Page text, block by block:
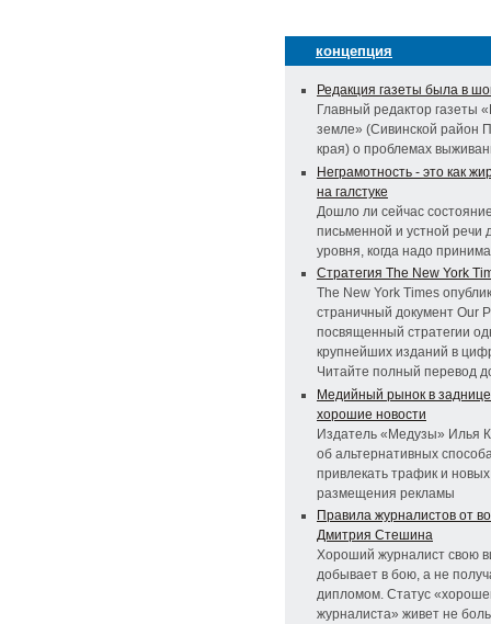
концепция
Редакция газеты была в
Главный редактор газеты
земле» (Сивинской район
края) о проблемах
Неграмотность - это как
на галстуке
Дошло ли сейчас
письменной и устной речи
уровня, когда надо
Стратегия The New York
The New York Times
страничный документ Our
посвященный стратегии
крупнейших изданий в
Читайте полный перевод
Медийный рынок в
хорошие новости
Издатель «Медузы» Илья
об альтернативных
привлекать трафик и
размещения рекламы
Правила журналистов от
Дмитрия Стешина
Хороший журналист свою
добывает в бою, а не
дипломом. Статус
журналиста» живет не